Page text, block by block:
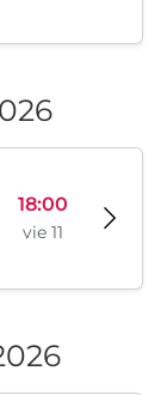
18:00
vie 11